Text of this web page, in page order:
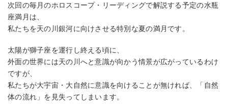
次回の毎月のホロスコープ・リーディングで解説する予定の水瓶
座満月は、
私たちを天の川銀河に向けさせる特別な夏の満月です。
太陽が獅子座を運行し終える頃に、
外面の世界には天の川へと意識が向かう情景が広がっているわけ
ですが、
私たちが大宇宙・大自然に意識を向けることが無ければ、「自然
体の流れ」を見失ってしまいます。